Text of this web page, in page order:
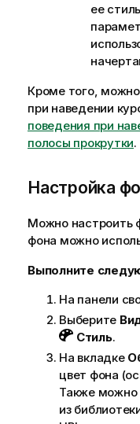
ее
Кроме того,
при наведении
поведения при
полосы прокрутки.
Настройка
Можно настроить
фона можно
Выполните
На панели
Выберите
Стиль.
На вкладке
цвет фона
Также можно
из